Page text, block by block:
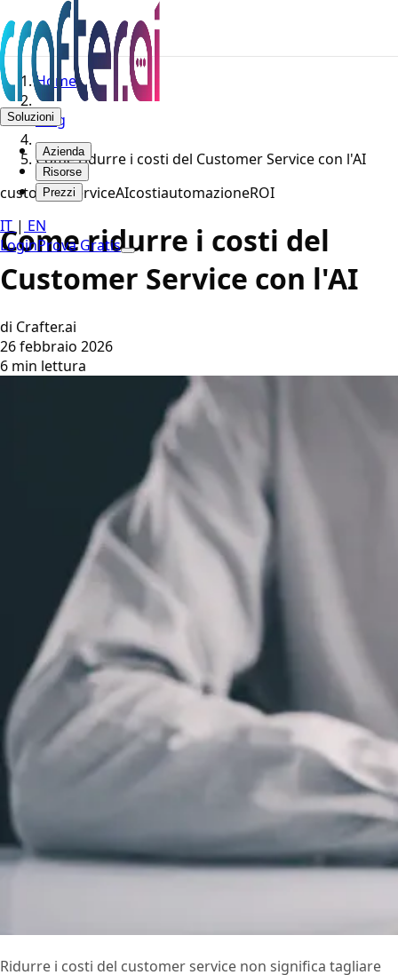
Soluzioni
Azienda
Risorse
Prezzi
IT | EN
LoginProva Gratis
Home
Blog
Come ridurre i costi del Customer Service con l'AI
customer serviceAIcostiautomazioneROI
Come ridurre i costi del
Customer Service con l'AI
di Crafter.ai
26 febbraio 2026
6 min lettura
Ridurre i costi del customer service non significa tagliare